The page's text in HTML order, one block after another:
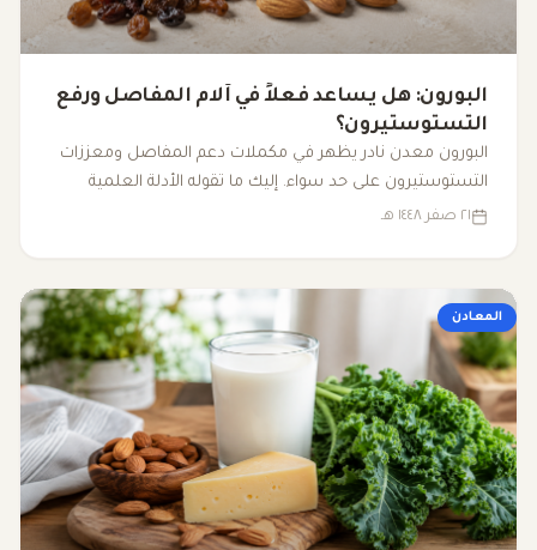
البورون: هل يساعد فعلاً في آلام المفاصل ورفع
التستوستيرون؟
البورون معدن نادر يظهر في مكملات دعم المفاصل ومعززات
التستوستيرون على حد سواء. إليك ما تقوله الأدلة العلمية
الفعلية حول فوائده ومصادره وجرعته الآمنة.
٢١ صفر ١٤٤٨ هـ
المعادن